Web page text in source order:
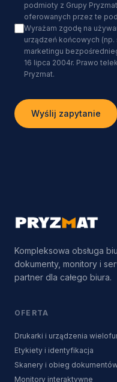
podmioty z Grupy
oferowanych przez te
Wyrażam zgodę na
urządzeń końcowych
marketingu
16 lipca 2004r. Prawo
Pryzmat.
Wyślij zapytanie
Kompleksowa obsługa
dokumenty, monitory i
partner dla całego biura.
OFERTA
Drukarki i urządzenia
Etykiety i identyfikacja
Skanery i obieg
Monitory interaktywne